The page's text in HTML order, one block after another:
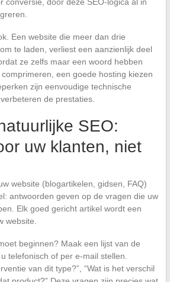
Een website die meer dan drie
te laden, verliest een aanzienlijk deel
ze zelfs maar een woord hebben
een goede hosting kiezen
zijn eenvoudige technische
de prestaties.
SEO:
uw klanten, niet
website (blogartikelen, gidsen, FAQ)
antwoorden geven op de vragen die uw
Elk goed gericht artikel wordt een
website.
beginnen? Maak een lijst van de
telefonisch of per e-mail stellen.
van dit type?”, “Wat is het verschil